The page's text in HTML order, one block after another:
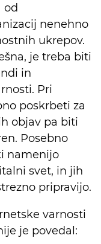
od
nenehno
ukrepov.
je treba biti
in
Pri
poskrbeti za
objav pa biti
Posebno
namenijo
svet, in jih
pripravijo.
varnosti
je povedal: